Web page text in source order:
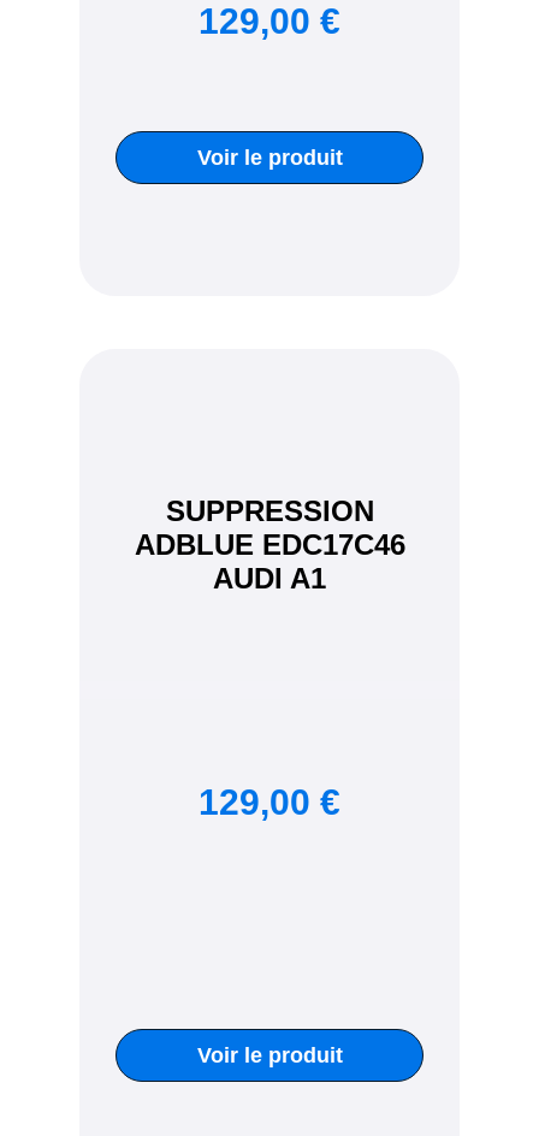
129,00 €
Voir le produit
SUPPRESSION
ADBLUE EDC17C46
AUDI A1
129,00 €
Voir le produit